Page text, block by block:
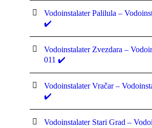
Vodoinstalater Palilula –
✔️
Vodoinstalater Zvezdara –
011 ✔️
Vodoinstalater Vračar –
✔️
Vodoinstalater Stari Grad –